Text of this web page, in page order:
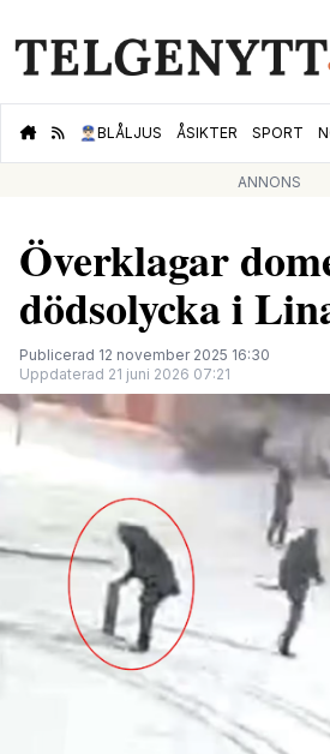
👮🏻‍♂️BLÅLJUS ÅSIKTER SPORT
ANNONS
Överklagar
dödsolycka i
Publicerad 12 november 2025 16:30
Uppdaterad 21 juni 2026 07:21